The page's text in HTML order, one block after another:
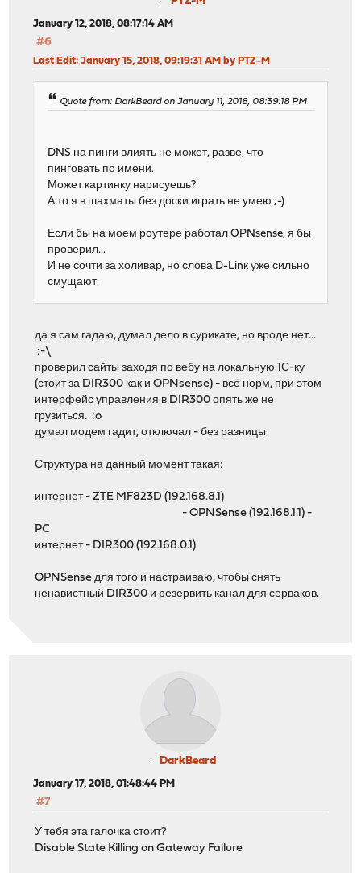
January 12, 2018, 08:17:14 AM
#6
Last Edit: January 15, 2018, 09:19:31 AM by PTZ-M
Quote from: DarkBeard on January 11, 2018, 08:39:18 PM
DNS на пинги влиять не может, разве, что
пинговать по имени.
Может картинку нарисуешь?
А то я в шахматы без доски играть не умею ;-)
Если бы на моем роутере работал OPNsense, я бы
проверил...
И не сочти за холивар, но слова D-Linк уже сильно
смущают.
да я сам гадаю, думал дело в сурикате, но вроде нет...
:-\
проверил сайты заходя по вебу на локальную 1С-ку
(стоит за DIR300 как и OPNsense) - всё норм, при этом
интерфейс управления в DIR300 опять же не
грузиться. :o
думал модем гадит, отключал - без разницы
Структура на данный момент такая:
интернет - ZTE MF823D (192.168.8.1)
- OPNSense (192.168.1.1) -
PC
интернет - DIR300 (192.168.0.1)
OPNSense для того и настраиваю, чтобы снять
ненавистный DIR300 и резервить канал для серваков.
DarkBeard
January 17, 2018, 01:48:44 PM
#7
У тебя эта галочка стоит?
Disable State Killing on Gateway Failure